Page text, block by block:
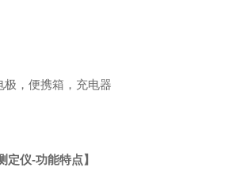
极，便携箱，充电器
定仪-功能特点】